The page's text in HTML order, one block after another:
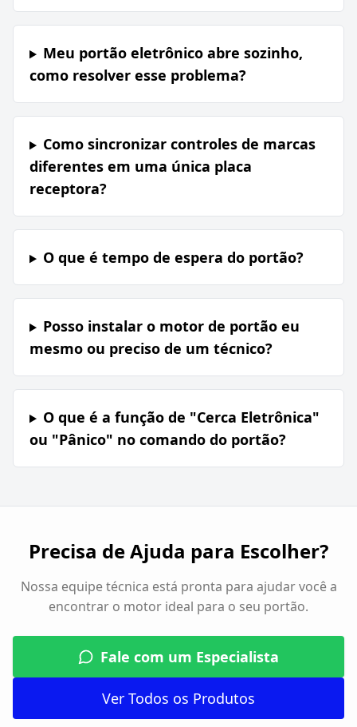
Meu portão eletrônico abre sozinho,
como resolver esse problema?
Como sincronizar controles de marcas
diferentes em uma única placa
receptora?
O que é tempo de espera do portão?
Posso instalar o motor de portão eu
mesmo ou preciso de um técnico?
O que é a função de "Cerca Eletrônica"
ou "Pânico" no comando do portão?
Precisa de Ajuda para Escolher?
Nossa equipe técnica está pronta para ajudar você a
encontrar o motor ideal para o seu portão.
Fale com um Especialista
Ver Todos os Produtos